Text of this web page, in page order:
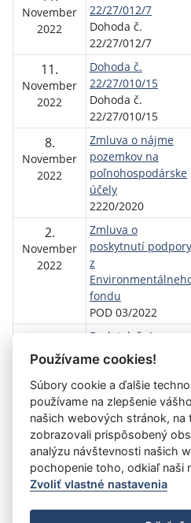
November
2022
22/27/012/7
Dohoda č.
22/27/012/7
11.
November
2022
Dohoda č.
22/27/010/15
Dohoda č.
22/27/010/15
8.
November
2022
Zmluva o nájme
pozemkov na
poľnohospodárske
účely
2220/2020
2.
November
2022
Zmluva o
poskytnutí podpory
z
fondu
POD 03/2022
November
Dodatok č. 1
Dodatok č. 1 k
Zmluve č. PD
03/2022
« 1 2 3
Úrad vlády SR
- Všetky práva
Používame cookies!
Súbory cookie a ďalšie
používame na zlepšenie
našich webových stránok, na
zobrazovali prispôsobený
analýzu návštevnosti našich
pochopenie toho, odkiaľ naši
Zvoliť vlastné nastavenia